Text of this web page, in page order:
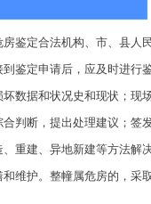
鉴定合法机构、市、县人
鉴定申请后，应及时进行
数据和状况史和现状；现
判断，提出处理建议；签
重建、异地新建等方法解
维护。整幢属危房的，采